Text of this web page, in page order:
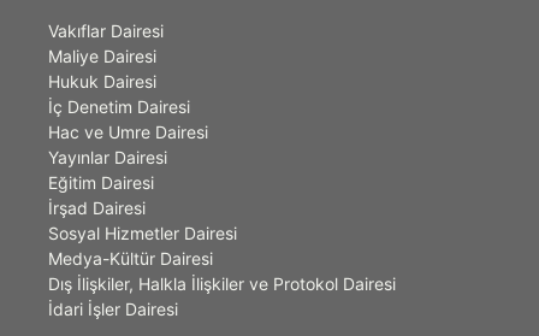
Vakıflar Dairesi
Maliye Dairesi
Hukuk Dairesi
İç Denetim Dairesi
Hac ve Umre Dairesi
Yayınlar Dairesi
Eğitim Dairesi
İrşad Dairesi
Sosyal Hizmetler Dairesi
Medya-Kültür Dairesi
Dış İlişkiler, Halkla İlişkiler ve Protokol Dairesi
İdari İşler Dairesi